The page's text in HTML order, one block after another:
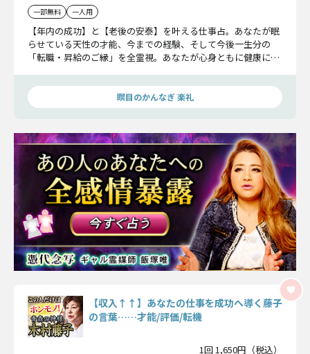
一部無料 一人用
【年内の成功】と【老後の安泰】を叶える仕事占。あなたが眠
らせている天性の才能、今までの経験、そして今後一生分の
「転職・昇給のご縁」を全霊視。あなたが心身ともに健康に働
瞑目のかんなぎ 楽礼
【収入↑↑】あなたの仕事を成功へ導く藤子
の言葉……才能/評価/転機
1回 1,650円（税込）